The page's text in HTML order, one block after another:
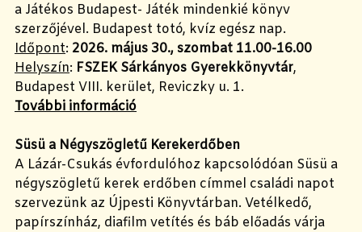
a Játékos Budapest- Játék mindenkié könyv
szerzőjével. Budapest totó, kvíz egész nap.
Időpont: 2026. május 30., szombat 11.00-16.00
Helyszín: FSZEK Sárkányos Gyerekkönyvtár,
Budapest VIII. kerület, Reviczky u. 1.
További információ
Süsü a Négyszögletű Kerekerdőben
A Lázár-Csukás évfordulóhoz kapcsolódóan Süsü a
négyszögletű kerek erdőben címmel családi napot
szervezünk az Újpesti Könyvtárban. Vetélkedő,
papírszínház, diafilm vetítés és báb előadás várja